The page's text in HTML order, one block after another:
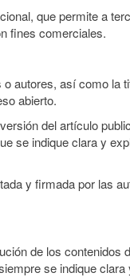
que permite a
fines comerciales.
autores, así como la
abierto.
del artículo
se indique clara y
y firmada por las
de los contenidos
se indique